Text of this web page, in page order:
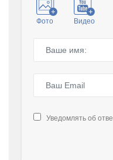
Фото Видео
Уведомлять об